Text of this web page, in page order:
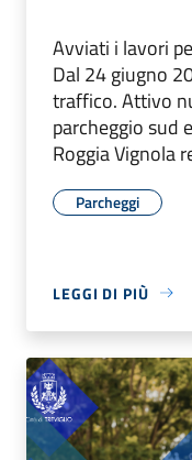
Avviati i lavori
Dal 24 giugno
traffico. Attivo
parcheggio sud
Roggia Vignola
Parcheggi
LEGGI DI PIÙ